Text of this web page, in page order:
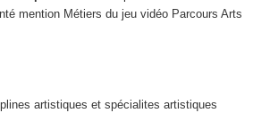
mention Métiers du jeu vidéo Parcours Arts
artistiques et spécialites artistiques